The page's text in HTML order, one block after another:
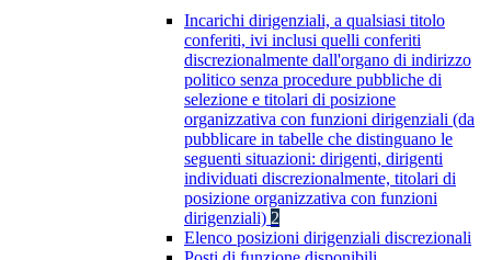
Incarichi dirigenziali, a qualsiasi titolo
conferiti, ivi inclusi quelli conferiti
discrezionalmente dall'organo di indirizzo
politico senza procedure pubbliche di
selezione e titolari di posizione
organizzativa con funzioni dirigenziali (da
pubblicare in tabelle che distinguano le
seguenti situazioni: dirigenti, dirigenti
individuati discrezionalmente, titolari di
posizione organizzativa con funzioni
dirigenziali) 2
Elenco posizioni dirigenziali discrezionali